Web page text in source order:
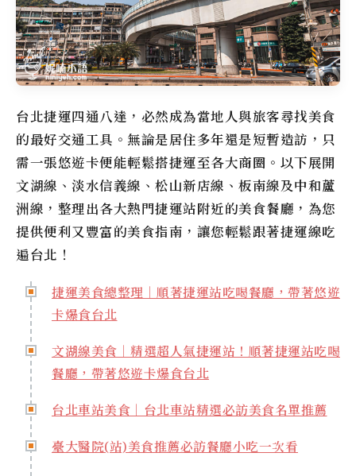
台北捷運四通八達，必然成為當地人與旅客尋找美食
的最好交通工具。無論是居住多年還是短暫造訪，只
需一張悠遊卡便能輕鬆搭捷運至各大商圈。以下展開
文湖線、淡水信義線、松山新店線、板南線及中和蘆
洲線，整理出各大熱門捷運站附近的美食餐廳，為您
提供便利又豐富的美食指南，讓您輕鬆跟著捷運線吃
遍台北！
捷運美食總整理｜順著捷運站吃喝餐廳，帶著悠遊
卡爆食台北
文湖線美食｜精選超人氣捷運站！順著捷運站吃喝
餐廳，帶著悠遊卡爆食台北
台北車站美食｜台北車站精選必訪美食名單推薦
臺大醫院(站)美食推薦必訪餐廳小吃一次看